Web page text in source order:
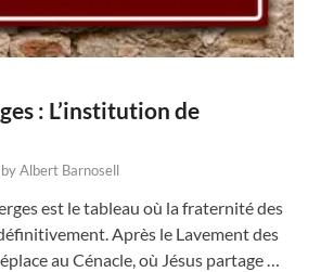
: L’institution de
byAlbert Barnosell
est le tableau où la fraternité des
Après le Lavement des
au Cénacle, où Jésus partage …